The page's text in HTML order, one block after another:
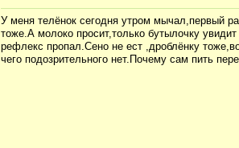
У меня телёнок сегодня утром мычал,первый
тоже.А молоко просит,только бутылочку
рефлекс пропал.Сено не ест ,дроблёнку
чего подозрительного нет.Почему сам пить